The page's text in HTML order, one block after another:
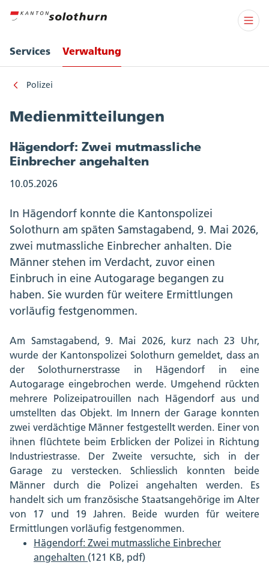
Services Verwaltung
Polizei
Medienmitteilungen
Hägendorf: Zwei mutmassliche
Einbrecher angehalten
10.05.2026
In Hägendorf konnte die Kantonspolizei
Solothurn am späten Samstagabend, 9. Mai 2026,
zwei mutmassliche Einbrecher anhalten. Die
Männer stehen im Verdacht, zuvor einen
Einbruch in eine Autogarage begangen zu
haben. Sie wurden für weitere Ermittlungen
vorläufig festgenommen.
Am Samstagabend, 9. Mai 2026, kurz nach 23 Uhr,
wurde der Kantonspolizei Solothurn gemeldet, dass an
der Solothurnerstrasse in Hägendorf in eine
Autogarage eingebrochen werde. Umgehend rückten
mehrere Polizeipatrouillen nach Hägendorf aus und
umstellten das Objekt. Im Innern der Garage konnten
zwei verdächtige Männer festgestellt werden. Einer von
ihnen flüchtete beim Erblicken der Polizei in Richtung
Industriestrasse. Der Zweite versuchte, sich in der
Garage zu verstecken. Schliesslich konnten beide
Männer durch die Polizei angehalten werden. Es
handelt sich um französische Staatsangehörige im Alter
von 17 und 19 Jahren. Beide wurden für weitere
Ermittlungen vorläufig festgenommen.
Hägendorf: Zwei mutmassliche Einbrecher
angehalten (121 KB, pdf)